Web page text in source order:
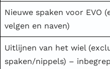
Nieuwe spaken voor EVO
velgen en naven)
Uitlijnen van het wiel
spaken/nippels) –